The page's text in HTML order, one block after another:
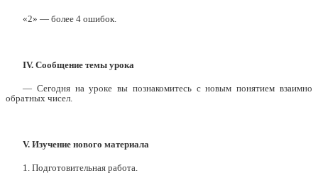
«2» — более 4 ошибок.
IV. Сообщение темы урока
— Сегодня на уроке вы познакомитесь с новым понятием взаимно
обратных чисел.
V. Изучение нового материала
1. Подготовительная работа.